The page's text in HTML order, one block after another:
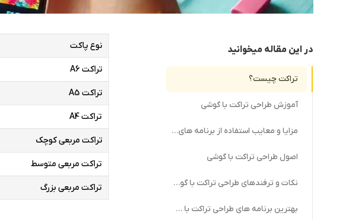
در این مقاله میخوانید
تراکت چیست؟
آموزش طراحی تراکت با گوشی
مزایا و معایب استفاده از برنامه های طراحی تراکت با گوشی
اصول طراحی تراکت با گوشی
نکات و ترفندهای طراحی تراکت با گوشی
بهترین برنامه های طراحی تراکت با گوشی
نوع پاکت
تراکت A6
تراکت A5
تراکت A4
تراکت مربعی کوچک
تراکت مربعی متوسط
تراکت مربعی بزرگ